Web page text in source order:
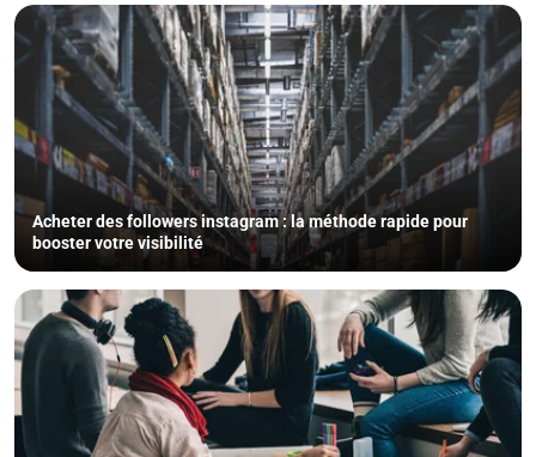
Acheter des followers instagram : la méthode rapide pour
booster votre visibilité